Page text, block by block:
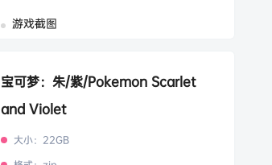
游戏截图
宝可梦：朱/紫/Pokemon Scarlet
and Violet
大小： 22GB